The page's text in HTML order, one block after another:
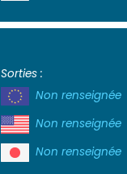
Sorties :
Non renseignée
Non renseignée
Non renseignée